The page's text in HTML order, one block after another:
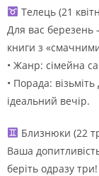
Телець (21
Для вас березень
книги з
• Жанр: сімейна
• Порада:
ідеальний вечір.
Близнюки (22
Ваша
беріть одразу три!